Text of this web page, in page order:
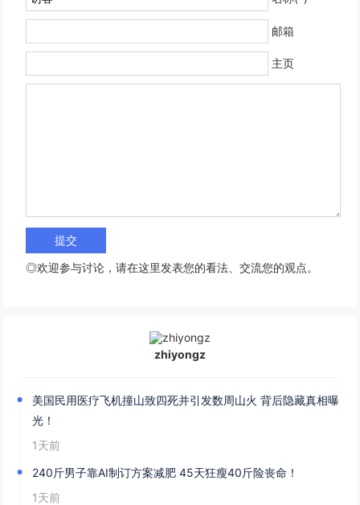
邮箱
主页
◎欢迎参与讨论，请在这里发表您的看法、交流您的观点。
zhiyongz
美国民用医疗飞机撞山致四死并引发数周山火 背后隐藏真相曝
光！
1天前
240斤男子靠AI制订方案减肥 45天狂瘦40斤险丧命！
1天前